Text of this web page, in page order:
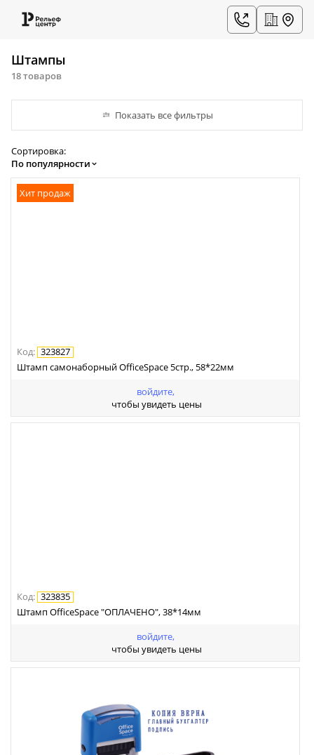
Штампы
18 товаров
Показать все фильтры
Сортировка:
По популярности
Хит продаж
Код: 323827
Штамп самонаборный OfficeSpace 5стр., 58*22мм
войдите,
чтобы увидеть цены
Код: 323835
Штамп OfficeSpace "ОПЛАЧЕНО", 38*14мм
войдите,
чтобы увидеть цены